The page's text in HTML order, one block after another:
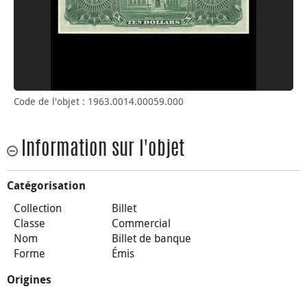
Code de l'objet : 1963.0014.00059.000
Information sur l'objet
Catégorisation
Collection
Billet
Classe
Commercial
Nom
Billet de banque
Forme
Émis
Origines